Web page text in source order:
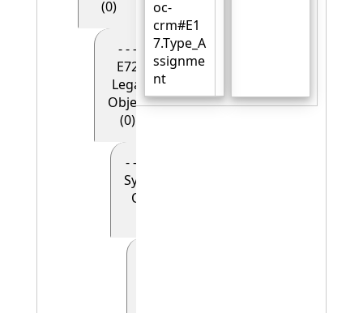
(0)
- - -
E72
Legal
Object
(0)
- - - - E90
Symbolic
Object
oc-
crm#E1
7.Type_A
ssignme
nt